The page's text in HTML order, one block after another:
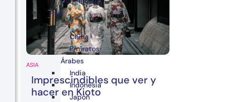
ASIA
Imprescindibles que ver y
hacer en Kioto
Asia
China
Emiratos
Árabes
India
Indonesia
Japón